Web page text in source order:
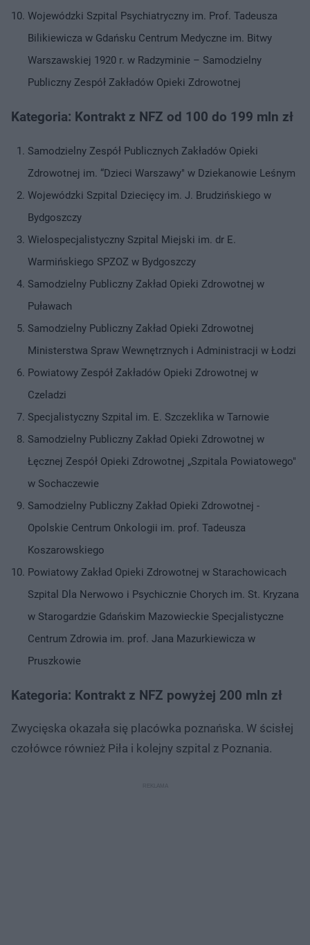
Wojewódzki Szpital Psychiatryczny im. Prof. Tadeusza
Bilikiewicza w Gdańsku Centrum Medyczne im. Bitwy
Warszawskiej 1920 r. w Radzyminie – Samodzielny
Publiczny Zespół Zakładów Opieki Zdrowotnej
Kategoria: Kontrakt z NFZ od 100 do 199 mln zł
Samodzielny Zespół Publicznych Zakładów Opieki
Zdrowotnej im. “Dzieci Warszawy" w Dziekanowie Leśnym
Wojewódzki Szpital Dziecięcy im. J. Brudzińskiego w
Bydgoszczy
Wielospecjalistyczny Szpital Miejski im. dr E.
Warmińskiego SPZOZ w Bydgoszczy
Samodzielny Publiczny Zakład Opieki Zdrowotnej w
Puławach
Samodzielny Publiczny Zakład Opieki Zdrowotnej
Ministerstwa Spraw Wewnętrznych i Administracji w Łodzi
Powiatowy Zespół Zakładów Opieki Zdrowotnej w
Czeladzi
Specjalistyczny Szpital im. E. Szczeklika w Tarnowie
Samodzielny Publiczny Zakład Opieki Zdrowotnej w
Łęcznej Zespół Opieki Zdrowotnej „Szpitala Powiatowego"
w Sochaczewie
Samodzielny Publiczny Zakład Opieki Zdrowotnej -
Opolskie Centrum Onkologii im. prof. Tadeusza
Koszarowskiego
Powiatowy Zakład Opieki Zdrowotnej w Starachowicach
Szpital Dla Nerwowo i Psychicznie Chorych im. St. Kryzana
w Starogardzie Gdańskim Mazowieckie Specjalistyczne
Centrum Zdrowia im. prof. Jana Mazurkiewicza w
Pruszkowie
Kategoria: Kontrakt z NFZ powyżej 200 mln zł
Zwycięska okazała się placówka poznańska. W ścisłej
czołówce również Piła i kolejny szpital z Poznania.